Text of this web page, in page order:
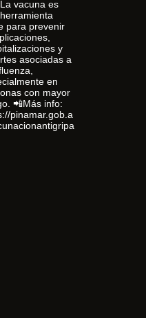
vacuna es
para prevenir
y
asociadas a
en
con mayor
📲Más info:
pinamar.gob.a